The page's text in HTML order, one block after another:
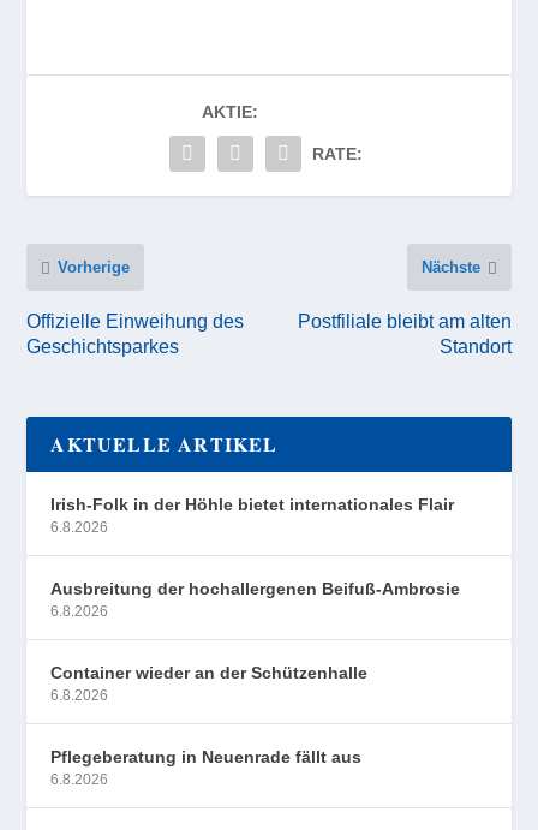
AKTIE:
RATE:
Vorherige
Offizielle Einweihung des
Geschichtsparkes
Nächste
Postfiliale bleibt am alten
Standort
AKTUELLE ARTIKEL
Irish-Folk in der Höhle bietet internationales Flair
6.8.2026
Ausbreitung der hochallergenen Beifuß-Ambrosie
6.8.2026
Container wieder an der Schützenhalle
6.8.2026
Pflegeberatung in Neuenrade fällt aus
6.8.2026